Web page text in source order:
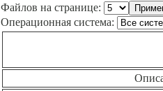
Файлов на странице:
Операционная система: